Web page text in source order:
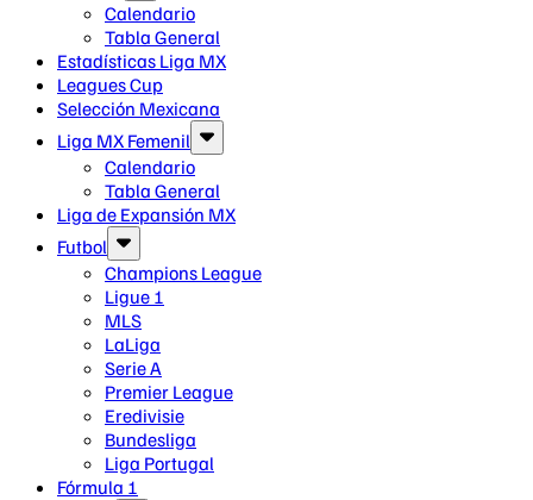
Calendario
Tabla General
Estadísticas Liga MX
Leagues Cup
Selección Mexicana
Liga MX Femenil
Calendario
Tabla General
Liga de Expansión MX
Futbol
Champions League
Ligue 1
MLS
LaLiga
Serie A
Premier League
Eredivisie
Bundesliga
Liga Portugal
Fórmula 1